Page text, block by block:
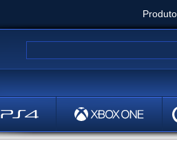
Clair Obscur: